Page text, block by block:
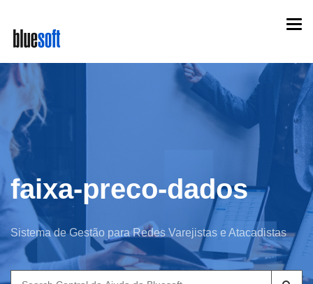
main
content
faixa-preco-dados
Sistema de Gestão para Redes Varejistas e Atacadistas
Search